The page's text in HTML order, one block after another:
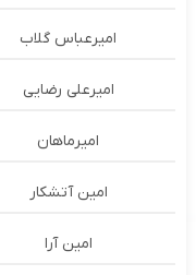
امیرعباس گلاب
امیرعلی رضایی
امیرماهان
امین آتشکار
امین آرا